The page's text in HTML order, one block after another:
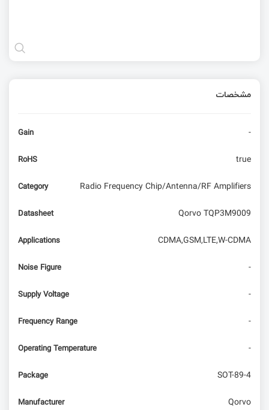
مشخصات
Gain -
RoHS true
Category Radio Frequency Chip/Antenna/RF Amplifiers
Datasheet Qorvo TQP3M9009
Applications CDMA,GSM,LTE,W-CDMA
Noise Figure -
Supply Voltage -
Frequency Range -
Operating Temperature -
Package SOT-89-4
Manufacturer Qorvo